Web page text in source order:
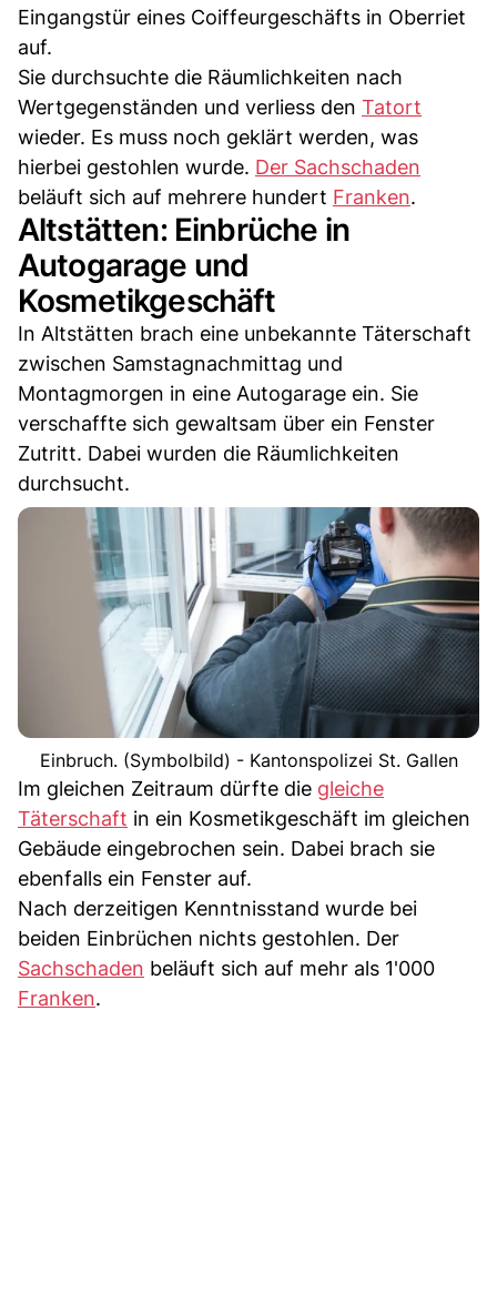
Eingangstür eines Coiffeurgeschäfts in Oberriet
auf.
Sie durchsuchte die Räumlichkeiten nach
Wertgegenständen und verliess den Tatort
wieder. Es muss noch geklärt werden, was
hierbei gestohlen wurde. Der Sachschaden
beläuft sich auf mehrere hundert Franken.
Altstätten: Einbrüche in
Autogarage und
Kosmetikgeschäft
In Altstätten brach eine unbekannte Täterschaft
zwischen Samstagnachmittag und
Montagmorgen in eine Autogarage ein. Sie
verschaffte sich gewaltsam über ein Fenster
Zutritt. Dabei wurden die Räumlichkeiten
durchsucht.
Einbruch. (Symbolbild) - Kantonspolizei St. Gallen
Im gleichen Zeitraum dürfte die gleiche
Täterschaft in ein Kosmetikgeschäft im gleichen
Gebäude eingebrochen sein. Dabei brach sie
ebenfalls ein Fenster auf.
Nach derzeitigen Kenntnisstand wurde bei
beiden Einbrüchen nichts gestohlen. Der
Sachschaden beläuft sich auf mehr als 1'000
Franken.